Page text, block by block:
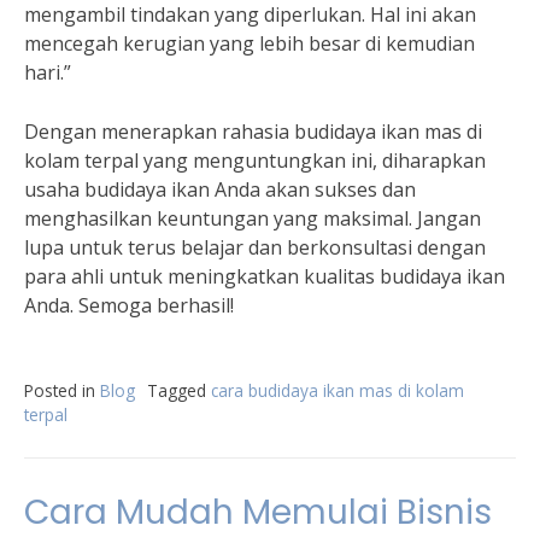
mengambil tindakan yang diperlukan. Hal ini akan
mencegah kerugian yang lebih besar di kemudian
hari.”
Dengan menerapkan rahasia budidaya ikan mas di
kolam terpal yang menguntungkan ini, diharapkan
usaha budidaya ikan Anda akan sukses dan
menghasilkan keuntungan yang maksimal. Jangan
lupa untuk terus belajar dan berkonsultasi dengan
para ahli untuk meningkatkan kualitas budidaya ikan
Anda. Semoga berhasil!
Posted in Blog Tagged cara budidaya ikan mas di kolam
terpal
Cara Mudah Memulai Bisnis